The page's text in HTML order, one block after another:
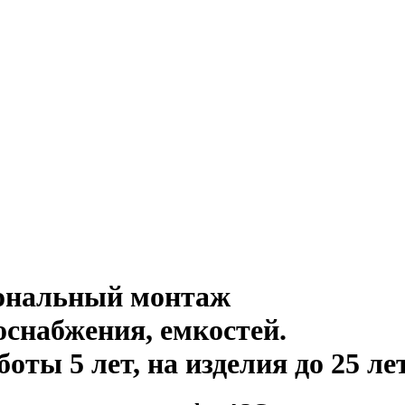
монтаж
емкостей.
5 лет, на изделия до 25